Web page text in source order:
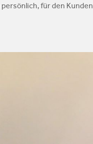
für den